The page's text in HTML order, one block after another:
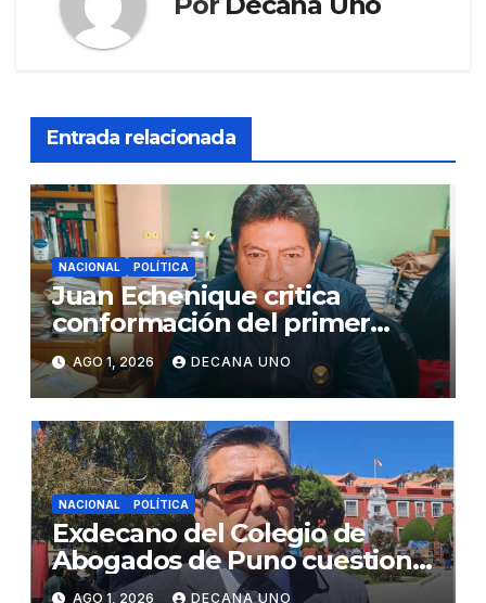
Entrada relacionada
NACIONAL POLÍTICA
Juan Echenique critica
conformación del primer
gabinete ministerial de Keiko
Fujimori
AGO 1, 2026 DECANA UNO
NACIONAL POLÍTICA
Exdecano del Colegio de
Abogados de Puno cuestiona
propuestas sobre seguridad
AGO 1, 2026 DECANA UNO